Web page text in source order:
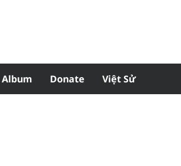
Album Donate Việt Sử